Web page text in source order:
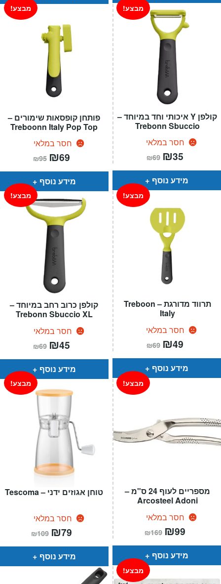
פותחן קופסאות שימורים –
Treboonn Italy Pop Top
חסר במלאי
מבצע!
₪95 המחיר
המקורי
היה:
₪95.
₪69
הוא:
מידע נוסף
קולפן Y איכותי וחד במיוחד –
Trebonn Sbuccio
חסר במלאי
מבצע!
₪69 המחיר
המקורי
היה:
₪69.
₪35
הוא:
מידע נוסף
קולפן כרוב רחב במיוחד –
Trebonn Sbuccio XL
חסר במלאי
מבצע!
₪69 המחיר
המקורי
היה:
₪69.
₪45
הוא:
מידע נוסף
תרווד מדורגת – Treboon
Italy
חסר במלאי
מבצע!
₪69 המחיר
המקורי
היה:
₪69.
₪49
הוא:
מידע נוסף
טוחן אגוזים ידני – Tescoma
חסר במלאי
מבצע!
₪109 המחיר
המקורי
היה:
₪109.
₪79
הוא:
מידע נוסף
מספריים לעוף 24 ס"מ –
Arcosteel Adoni
חסר במלאי
מבצע!
₪169 המחיר
המקורי
היה:
₪169.
₪99
הוא:
מידע נוסף
מבצע!